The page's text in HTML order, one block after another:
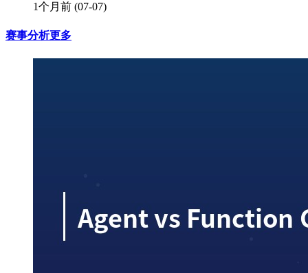
1个月前 (07-07)
赛事分析更多